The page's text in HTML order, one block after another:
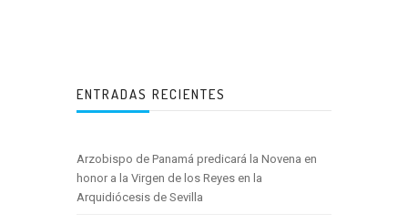
ENTRADAS RECIENTES
Arzobispo de Panamá predicará la Novena en
honor a la Virgen de los Reyes en la
Arquidiócesis de Sevilla